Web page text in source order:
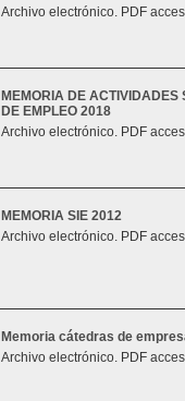
Archivo electrónico. PDF
MEMORIA DE ACTIVIDADES
DE EMPLEO 2018
Archivo electrónico. PDF
MEMORIA SIE 2012
Archivo electrónico. PDF
Memoria cátedras de
Archivo electrónico. PDF